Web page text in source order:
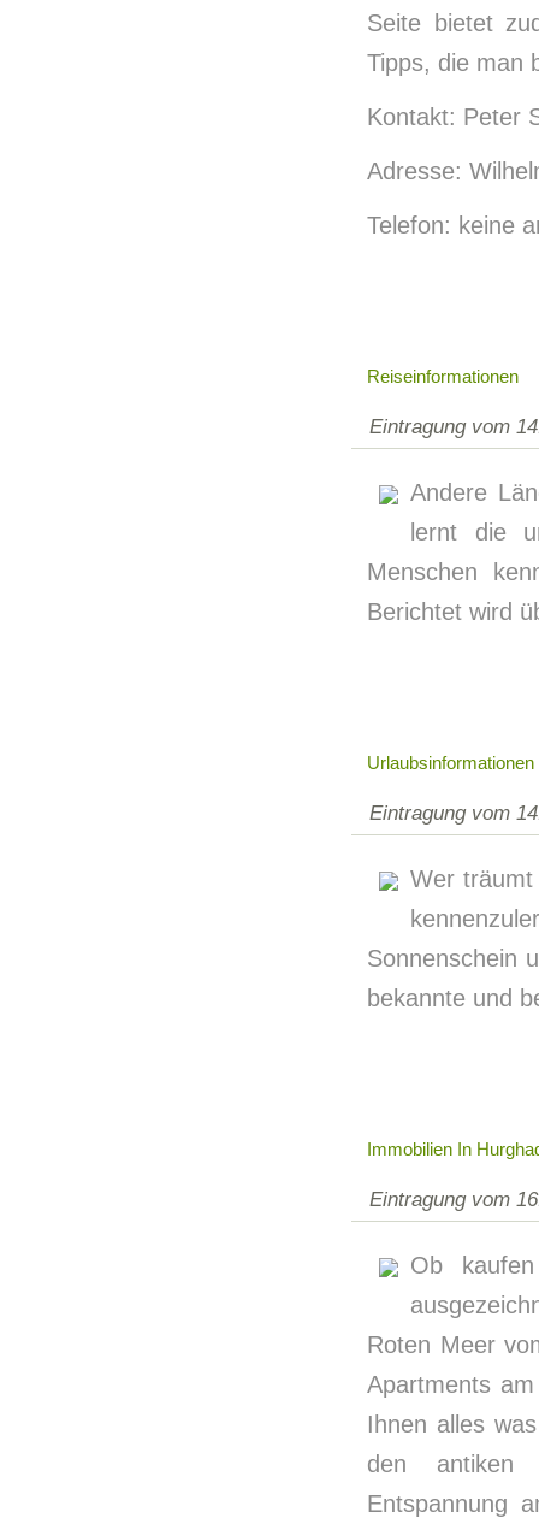
Seite bietet
Tipps, die man
Kontakt: Peter
Adresse:
Telefon: keine
Reiseinformationen
Eintragung vom
Andere
lernt die
Menschen
Berichtet wird
Urlaubsinformationen
Eintragung vom
Wer träumt
Sonnenschein
bekannte und
Immobilien In
Eintragung vom
Ob
Roten Meer
Apartments
Ihnen alles
den antiken
Entspannung